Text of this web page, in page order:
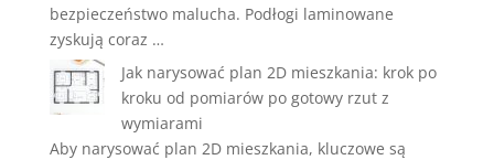
bezpieczeństwo malucha. Podłogi laminowane
zyskują coraz …
Jak narysować plan 2D mieszkania: krok po
kroku od pomiarów po gotowy rzut z
wymiarami
Aby narysować plan 2D mieszkania, kluczowe są